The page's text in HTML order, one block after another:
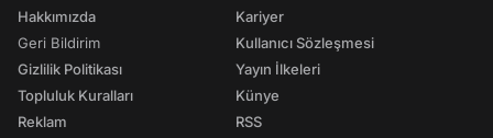
Hakkımızda
Geri Bildirim
Gizlilik Politikası
Topluluk Kuralları
Reklam
Kariyer
Kullanıcı Sözleşmesi
Yayın İlkeleri
Künye
RSS